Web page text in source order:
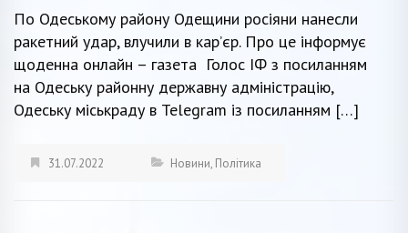
По Одеському району Одещини росіяни нанесли
ракетний удар, влучили в кар’єр. Про це інформує
щоденна онлайн – газета Голос ІФ з посиланням
на Одеську районну державну адміністрацію,
Одеську міськраду в Telegram із посиланням […]
31.07.2022 Новини, Політика